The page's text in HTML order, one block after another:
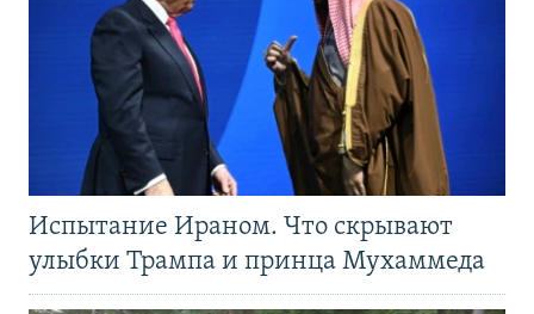
Испытание Ираном. Что скрывают
улыбки Трампа и принца Мухаммеда